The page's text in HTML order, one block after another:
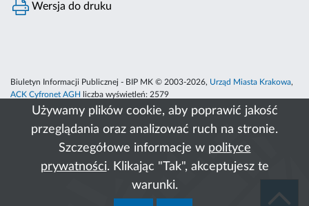
Używamy plików cookie, aby poprawić jakość
przeglądania oraz analizować ruch na stronie.
Szczegółowe informacje w polityce
prywatności. Klikając "Tak", akceptujesz te
warunki.
Wersja do druku
Biuletyn Informacji Publicznej - BIP MK © 2003-2026, Urząd Miasta Krakowa,
ACK Cyfronet AGH
liczba wyświetleń: 2579